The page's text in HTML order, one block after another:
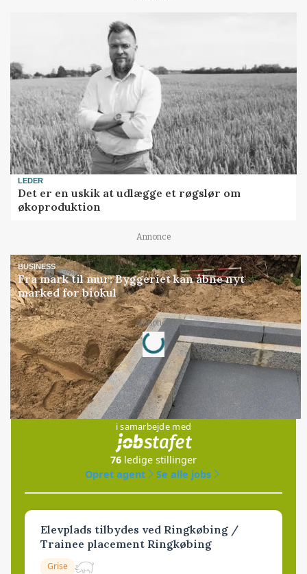
LEDER
Det er en uskik at udlægge et røgslør om
økoproduktion
Annonce
BUSINESS
Fra mark til mur: Byggeriet kan åbne nyt
marked for biokul
Annonce
Loading...
Jobs
i samarbejde med
76 ledige stillinger
Opret agent
Se alle jobs
Elevplads tilbydes ved Ringkøbing /
Trainee placement Ringkøbing
Grise